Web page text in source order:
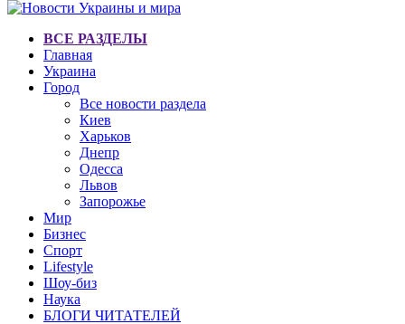
ВСЕ РАЗДЕЛЫ
Главная
Украина
Город
Все новости раздела
Киев
Харьков
Днепр
Одесса
Львов
Запорожье
Мир
Бизнес
Спорт
Lifestyle
Шоу-биз
Наука
БЛОГИ ЧИТАТЕЛЕЙ